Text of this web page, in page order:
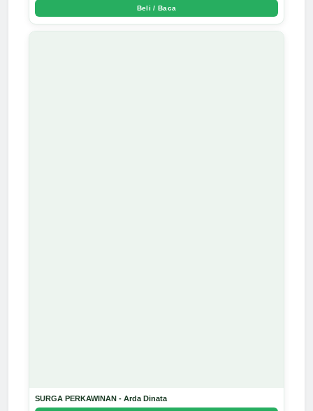
Beli / Baca
SURGA PERKAWINAN - Arda Dinata